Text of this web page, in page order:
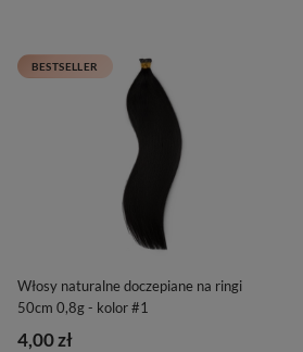
BESTSELLER
Włosy naturalne doczepiane na ringi
50cm 0,8g - kolor #1
4,00 zł